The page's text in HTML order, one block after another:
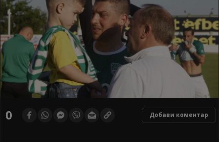
0 Добави коментар